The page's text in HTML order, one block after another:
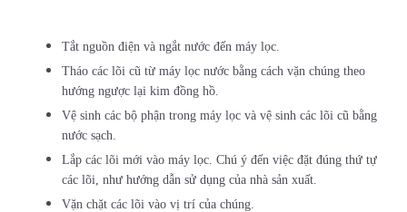
Tắt nguồn điện và ngắt nước đến máy lọc.
Tháo các lõi cũ từ máy lọc nước bằng cách vặn chúng theo
hướng ngược lại kim đồng hồ.
Vệ sinh các bộ phận trong máy lọc và vệ sinh các lõi cũ bằng
nước sạch.
Lắp các lõi mới vào máy lọc. Chú ý đến việc đặt đúng thứ tự
các lõi, như hướng dẫn sử dụng của nhà sản xuất.
Vặn chặt các lõi vào vị trí của chúng.